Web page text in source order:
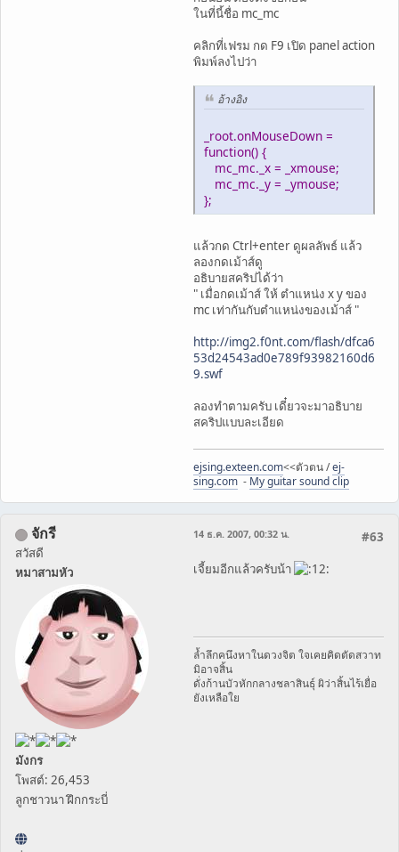
ในที่นี้ชื่อ mc_mc
คลิกที่เฟรม กด F9 เปิด panel action
พิมพ์ลงไปว่า
อ้างอิง
_root.onMouseDown =
function() {
mc_mc._x = _xmouse;
mc_mc._y = _ymouse;
};
แล้วกด Ctrl+enter ดูผลลัพธ์ แล้ว
ลองกดเม้าส์ดู
อธิบายสคริปได้ว่า
" เมื่อกดเม้าส์ ให้ ตำแหน่ง x y ของ
mc เท่ากันกับตำแหน่งของเม้าส์ "
http://img2.f0nt.com/flash/dfca6
53d24543ad0e789f93982160d6
9.swf
ลองทำตามครับ เดี๋ยวจะมาอธิบาย
สคริปแบบละเอียด
ejsing.exteen.com<<ตัวตน /ej-
sing.com - My guitar sound clip
จักรี
สวัสดี
หมาสามหัว
มังกร
โพสต์: 26,453
ลูกชาวนา ฝึกกระบี่
#63
14 ธ.ค. 2007, 00:32 น.
เจี้ยมอีกแล้วครับน้า
ล้ำลึกคนึงหาในดวงจิต ใจเคยคิดตัดสวาท
มิอาจสิ้น
ดั่งก้านบัวหักกลางชลาสินธุ์ ผิว่าสิ้นไร้เยื่อ
ยังเหลือใย